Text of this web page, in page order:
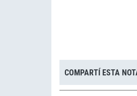
COMPARTÍ ESTA